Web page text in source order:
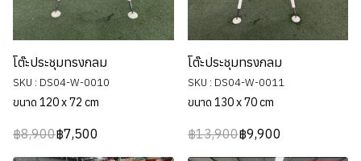
โต๊ะประชุมทรงกลม
SKU : DS04-W-0010
ขนาด 120 x 72 cm
฿8,900฿7,500
โต๊ะประชุมทรงกลม
SKU : DS04-W-0011
ขนาด 130 x 70 cm
฿13,900฿9,900